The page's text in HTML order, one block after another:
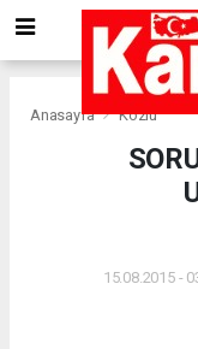
Anasayfa Kozlu
15.08.2015 -